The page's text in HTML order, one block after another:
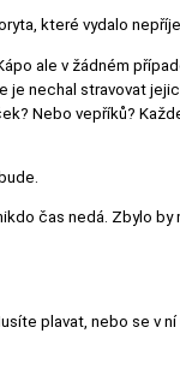
které vydalo
ale v žádném
je nechal stravovat
Nebo vepříků?
čas nedá. Zbylo by
plavat, nebo se v